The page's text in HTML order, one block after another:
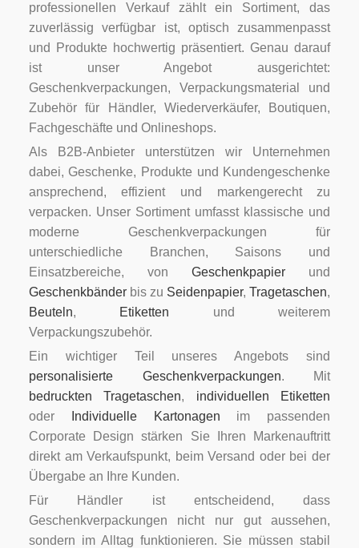
professionellen Verkauf zählt ein Sortiment, das
zuverlässig verfügbar ist, optisch zusammenpasst
und Produkte hochwertig präsentiert. Genau darauf
ist unser Angebot ausgerichtet:
Geschenkverpackungen, Verpackungsmaterial und
Zubehör für Händler, Wiederverkäufer, Boutiquen,
Fachgeschäfte und Onlineshops.
Als B2B-Anbieter unterstützen wir Unternehmen
dabei, Geschenke, Produkte und Kundengeschenke
ansprechend, effizient und markengerecht zu
verpacken. Unser Sortiment umfasst klassische und
moderne Geschenkverpackungen für
unterschiedliche Branchen, Saisons und
Einsatzbereiche, vonGeschenkpapier und
Geschenkbänderbis zu Seidenpapier,Tragetaschen,
Beuteln, Etiketten und weiterem
Verpackungszubehör.
Ein wichtiger Teil unseres Angebots sind
personalisierte Geschenkverpackungen. Mit
bedruckten Tragetaschen, individuellen Etiketten
oder
Individuelle Kartonagen im passenden
Corporate Design stärken Sie Ihren Markenauftritt
direkt am Verkaufspunkt, beim Versand oder bei der
Übergabe an Ihre Kunden.
Für Händler ist entscheidend, dass
Geschenkverpackungen nicht nur gut aussehen,
sondern im Alltag funktionieren. Sie müssen stabil